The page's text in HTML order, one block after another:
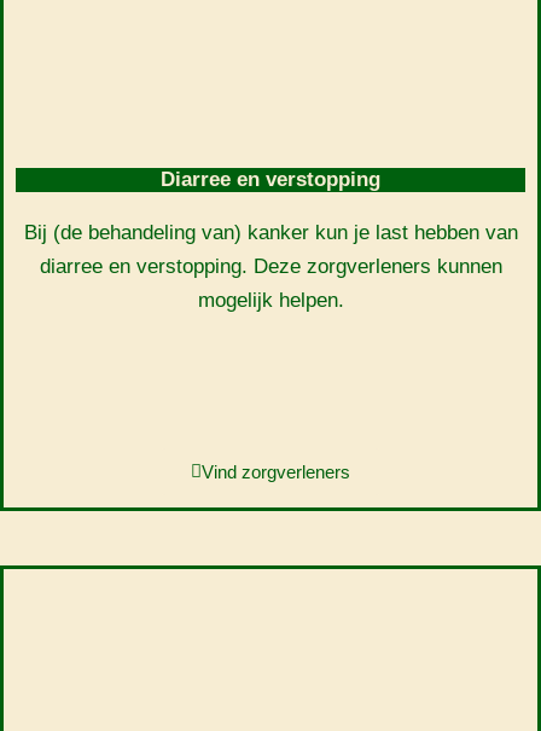
Diarree en verstopping
Bij (de behandeling van) kanker kun je last hebben van
diarree en verstopping. Deze zorgverleners kunnen
mogelijk helpen.
Vind zorgverleners